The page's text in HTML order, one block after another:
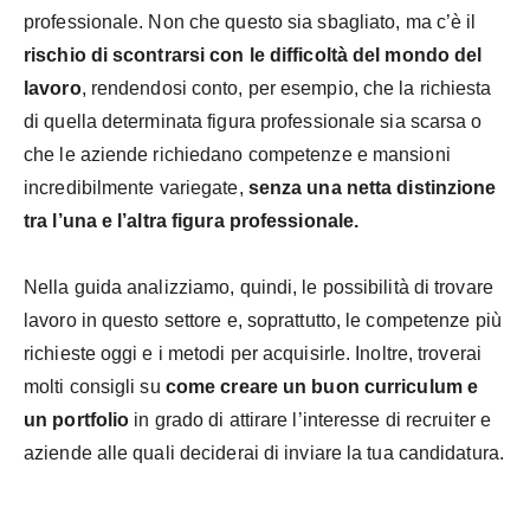
professionale. Non che questo sia sbagliato, ma c’è il
rischio di scontrarsi con le difficoltà del mondo del
lavoro, rendendosi conto, per esempio, che la richiesta
di quella determinata figura professionale sia scarsa o
che le aziende richiedano competenze e mansioni
incredibilmente variegate, senza una netta distinzione
tra l’una e l’altra figura professionale.
Nella guida analizziamo, quindi, le possibilità di trovare
lavoro in questo settore e, soprattutto, le competenze più
richieste oggi e i metodi per acquisirle. Inoltre, troverai
molti consigli su come creare un buon curriculum e
un portfolio in grado di attirare l’interesse di recruiter e
aziende alle quali deciderai di inviare la tua candidatura.